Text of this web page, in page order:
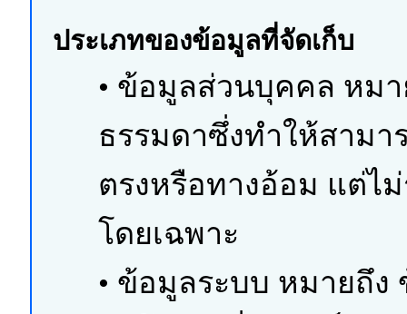
ประเภทของข้อมูลที่จัดเก็บ
• ข้อมูลส่วนบุคคล หม
ธรรมดาซึ่งทำให้สาม
ตรงหรือทางอ้อม แต่ไ
โดยเฉพาะ
• ข้อมูลระบบ หมายถึ